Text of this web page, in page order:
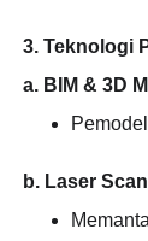
3. Teknologi
a. BIM & 3D
b. Laser